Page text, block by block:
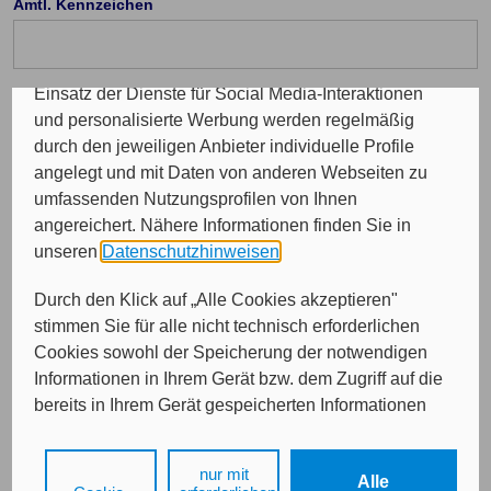
Programme sowie für personalisierte Werbung.
weitere Verantwortliche weitergegeben. Bei dem
Einsatz der Dienste für Social Media-Interaktionen
und personalisierte Werbung werden regelmäßig
durch den jeweiligen Anbieter individuelle Profile
angelegt und mit Daten von anderen Webseiten zu
umfassenden Nutzungsprofilen von Ihnen
angereichert. Nähere Informationen finden Sie in
unseren Datenschutzhinweisen
Durch den Klick auf „Alle Cookies akzeptieren"
stimmen Sie für alle nicht technisch erforderlichen
Cookies sowohl der Speicherung der notwendigen
Informationen in Ihrem Gerät bzw. dem Zugriff auf die
bereits in Ihrem Gerät gespeicherten Informationen
Ihrer Daten zu den angegebenen Zwecken in unseren
Datenschutzhinweisengemäß Art. 6 Abs. 1 lit. a
Alle
nur mit
Amtl. Kennzeichen
Telefon Vorwahl: (optional)
Durchwahl (optional)